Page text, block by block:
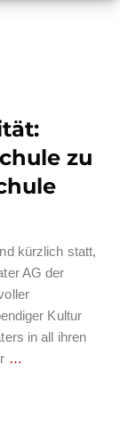
zu
kürzlich statt,
AG der
Kultur
in all ihren
…